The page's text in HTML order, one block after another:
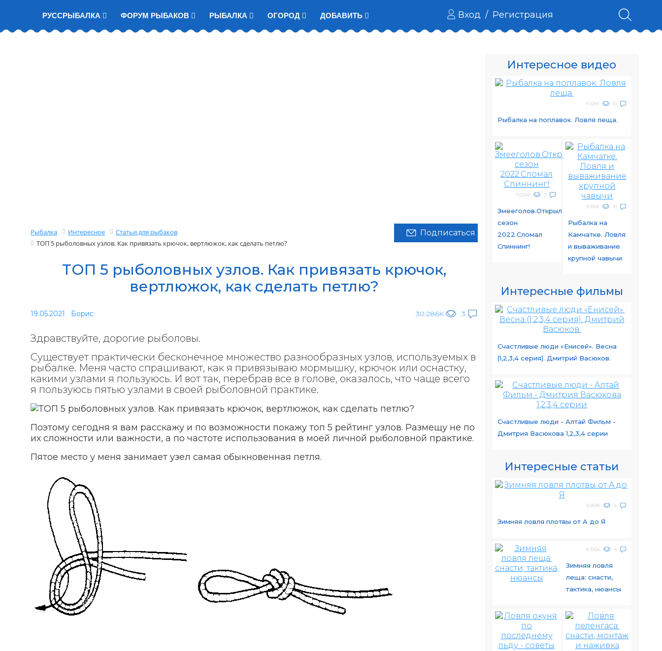
РУССРЫБАЛКА ФОРУМ РЫБАКОВ РЫБАЛКА ОГОРОД ДОБАВИТЬ Вход / Регистрация
Рыбалка Интересное
Статьи для рыбаков
ТОП 5 рыболовных узлов. Как привязать крючок, вертлюжок, как сделать петлю?
Подписаться
ТОП 5 рыболовных узлов. Как привязать крючок,
вертлюжок, как сделать петлю?
19.05.2021 Борис 30.286K 3
Здравствуйте, дорогие рыболовы.
Существует практически бесконечное множество разнообразных узлов, используемых в
рыбалке. Меня часто спрашивают, как я привязываю мормышку, крючок или оснастку,
какими узлами я пользуюсь. И вот так, перебрав все в голове, оказалось, что чаще всего
я пользуюсь пятью узлами в своей рыболовной практике.
Поэтому сегодня я вам расскажу и по возможности покажу топ 5 рейтинг узлов. Размещу не по
их сложности или важности, а по частоте использования в моей личной рыболовной практике.
Пятое место у меня занимает узел самая обыкновенная петля.
Интересное видео
11.021K 10
Рыбалка на поплавок. Ловля леща.
7.634K 3
Змееголов.Открыл
сезон
2022.Сломал
Спиннинг!
9.916K 10
Рыбалка на
Камчатке. Ловля
и вываживание
крупной чавычи
Интересные фильмы
Счастливые люди «Енисей». Весна
(1,2,3,4 серия). Дмитрий Васюков.
Счастливые люди - Алтай Фильм -
Дмитрия Васюкова 1,2,3,4 серии
Интересные статьи
9.069K 4
Зимняя ловля плотвы от A до Я
8.335K 4
Зимняя ловля
леща: снасти,
тактика, нюансы